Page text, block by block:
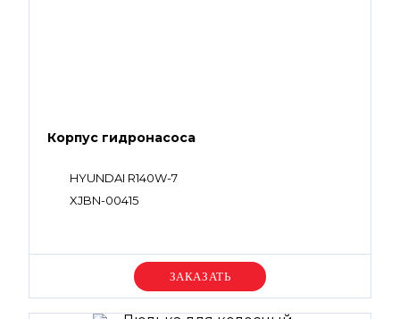
Корпус гидронасоса
HYUNDAI R140W-7
XJBN-00415
Уточняйте цену